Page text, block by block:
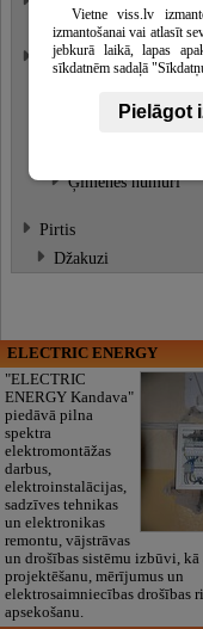
Deju zāles
Naktsmītnes
Ģimenes numuri
Pirtis
Džakuzi
ELECTRIC ENERGY
"ELECTRIC
ENERGY Kandava"
piedāvā pilna
spektra
elektromontāžas
darbus,
elektroinstalācijas,
sadzīves tehnikas
un elektronikas
remontu, vājstrāvas
un drošības sistēmu izbūvi, kā
projektēšanu, mērījumus un
elektrosaimniecības drošības
apsekošanu.
Vietne viss.lv
izmantošanai vai atlasīt
jebkurā laikā, lapas
sīkdatnēm sadaļā
Pielāgot